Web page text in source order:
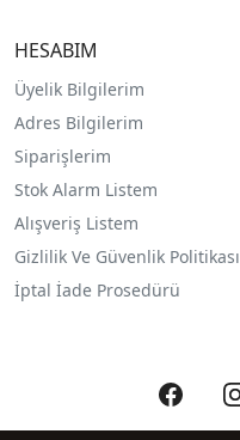
HESABIM
Üyelik Bilgilerim
Adres Bilgilerim
Siparişlerim
Stok Alarm Listem
Alışveriş Listem
Gizlilik Ve Güvenlik Politikası
İptal İade Prosedürü